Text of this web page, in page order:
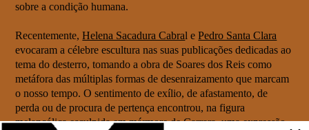
sobre a condição humana.
Recentemente,Helena Sacadura Cabral ePedro Santa Clara
evocaram a célebre escultura nas suas publicações dedicadas ao
tema do desterro, tomando a obra de Soares dos Reis como
metáfora das múltiplas formas de desenraizamento que marcam
o nosso tempo. O sentimento de exílio, de afastamento, de
perda ou de procura de pertença encontrou, na figura
melancólica esculpida em mármore de Carrara, uma expressão